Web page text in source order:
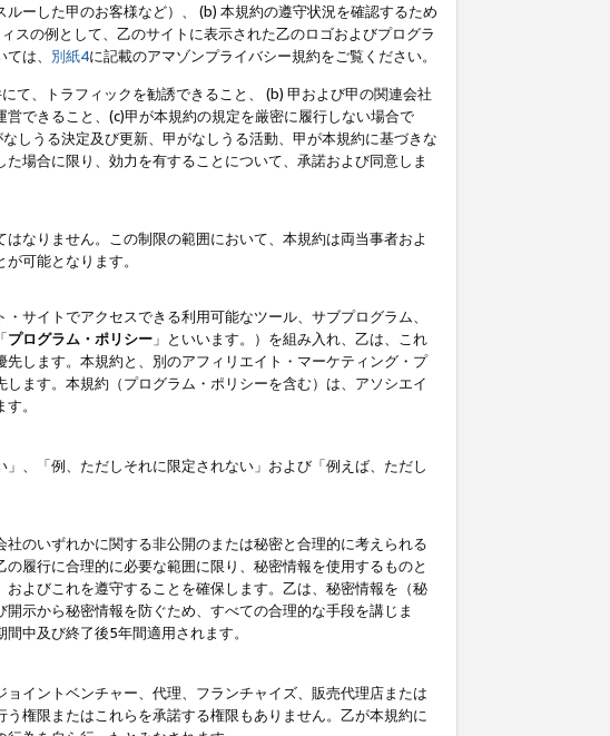
ーした甲のお客様など）、 (b) 本規約の遵守状況を確認するため
スの例として、乙のサイトに表示された乙のロゴおよびプログラ
は、 別紙4に記載のアマゾンプライバシー規約をご覧ください。
て、トラフィックを勧誘できること、 (b) 甲および甲の関連会社
できること、(c)甲が本規約の規定を厳密に履行しない場合で
しうる決定及び更新、甲がなしうる活動、甲が本規約に基づきな
場合に限り、効力を有することについて、承諾および同意しま
なりません。この制限の範囲において、本規約は両当事者およ
可能となります。
サイトでアクセスできる利用可能なツール、サブプログラム、
プログラム・ポリシー 」といいます。）を組み入れ、乙は、これ
します。本規約と、別のアフィリエイト・マーケティング・プ
ます。本規約（プログラム・ポリシーを含む）は、アソシエイ
。
、「例、ただしそれに限定されない」および「例えば、ただし
のいずれかに関する非公開のまたは秘密と合理的に考えられる
履行に合理的に必要な範囲に限り、秘密情報を使用するものと
よびこれを遵守することを確保します。乙は、秘密情報を（秘
示から秘密情報を防ぐため、すべての合理的な手段を講じま
中及び終了後5年間適用されます。
イントベンチャー、代理、フランチャイズ、販売代理店または
権限またはこれらを承諾する権限もありません。乙が本規約に